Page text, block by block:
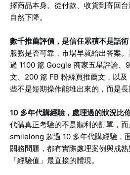
擇商品本身。從付款、收貨到寄回
自然下降。
數千推薦評價，是信任累積不是話術
服務是否可靠，市場早就給出答案。
過 1100 篇 Google 商家五星評論、
文、200 篇 FB 粉絲頁推薦文，以
些不是短期操作能堆出來的，而是長
10 多年代購經驗，處理過的狀況比
代購真正考驗的不是順利的訂單，而
smilelong 超過 10 多年代購經驗，
關務問題，都有實際處理案例與成
「經驗值」最直接的體現。